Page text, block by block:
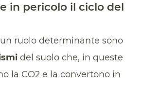
in pericolo il ciclo del
ruolo determinante sono
del suolo che, in queste
la CO2 e la convertono in